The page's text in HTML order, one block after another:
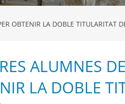
OBTENIR LA DOBLE TITULARITAT
ALUMNES
LA DOBLE